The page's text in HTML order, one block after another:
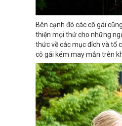
Bên cạnh đó các cô gái
thiện mọi thứ cho những
thức về các mục đích và tổ
cô gái kém may mắn trên